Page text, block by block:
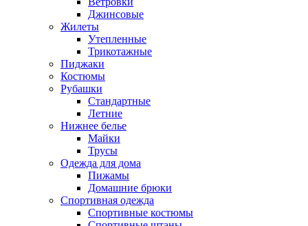
Джинсовые
Жилеты
Утепленные
Трикотажные
Пиджаки
Костюмы
Рубашки
Стандартные
Летние
Нижнее белье
Майки
Трусы
Одежда для дома
Пижамы
Домашние брюки
Спортивная одежда
Спортивные костюмы